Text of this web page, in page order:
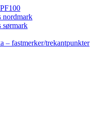
nordmark
sørmark
– fastmerker/trekantpunkter